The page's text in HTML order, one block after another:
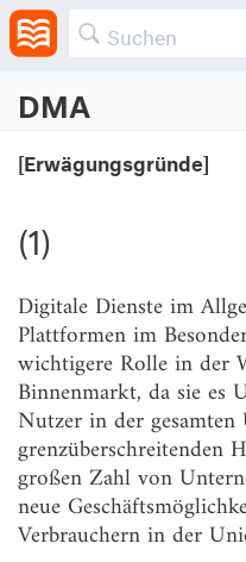
DMA
Verordnung (EU) 2022/1925 des
Vom 12.10.2022 (ABl. L 265, S. 1-
Geltungsbereich: Europa (EU)
[Erwägungsgründe]
(1)
(2)
(3)
[Erwägungsgründe]
(1)
Digitale Dienste im
Plattformen im
wichtigere Rolle in der
Binnenmarkt, da sie es
Nutzer in der
grenzüberschreitenden
großen Zahl von
neue
Verbrauchern in der